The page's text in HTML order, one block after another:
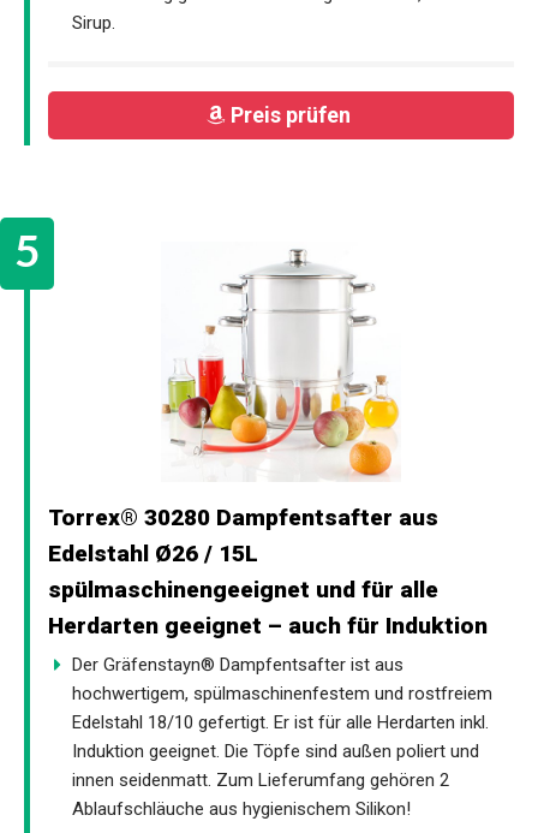
Sirup.
Preis prüfen
Torrex® 30280 Dampfentsafter aus
Edelstahl Ø26 / 15L
spülmaschinengeeignet und für alle
Herdarten geeignet – auch für Induktion
Der Gräfenstayn® Dampfentsafter ist aus
hochwertigem, spülmaschinenfestem und rostfreiem
Edelstahl 18/10 gefertigt. Er ist für alle Herdarten inkl.
Induktion geeignet. Die Töpfe sind außen poliert und
innen seidenmatt. Zum Lieferumfang gehören 2
Ablaufschläuche aus hygienischem Silikon!